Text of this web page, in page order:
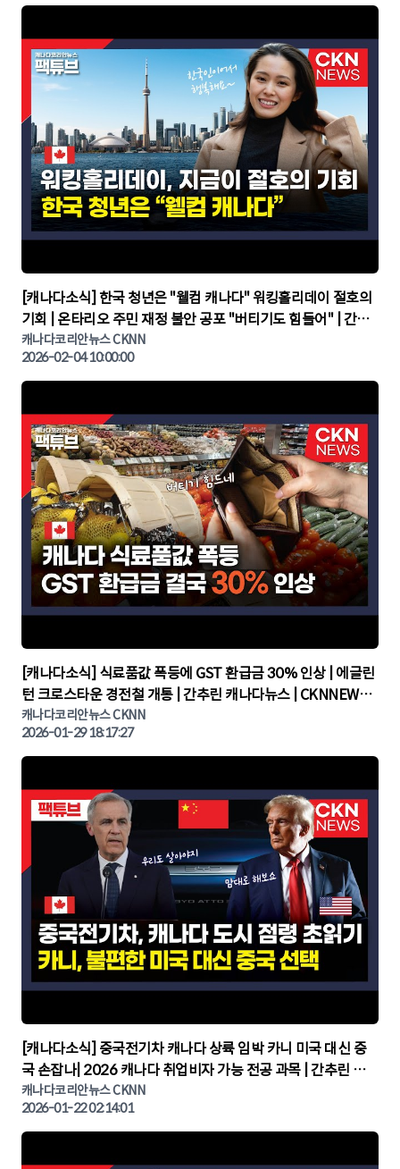
▶
[캐나다소식] 한국 청년은 "웰컴 캐나다" 워킹홀리데이 절호의
기회 | 온타리오 주민 재정 불안 공포 "버티기도 힘들어" | 간추
린 캐나다뉴스 | CKNNEWS, 캐나다코리안뉴스
캐나다코리안뉴스 CKNN
2026-02-04 10:00:00
▶
[캐나다소식] 식료품값 폭등에 GST 환급금 30% 인상 | 에글린
턴 크로스타운 경전철 개통 | 간추린 캐나다뉴스 | CKNNEWS,
캐나다코리안뉴스
캐나다코리안뉴스 CKNN
2026-01-29 18:17:27
▶
[캐나다소식] 중국전기차 캐나다 상륙 임박 카니 미국 대신 중
국 손잡나| 2026 캐나다 취업비자 가능 전공 과목 | 간추린 캐
나다뉴스 | CKNNEWS, 캐나다코리안뉴스
캐나다코리안뉴스 CKNN
2026-01-22 02:14:01